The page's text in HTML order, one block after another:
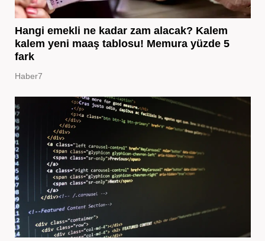
Hangi emekli ne kadar zam alacak? Kalem
kalem yeni maaş tablosu! Memura yüzde 5
fark
Haber7